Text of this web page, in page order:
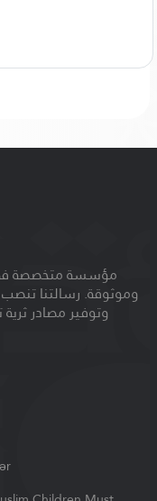
مؤسسة متخصصة في
وموثوقة. رسالتنا
وتوفير مصادر